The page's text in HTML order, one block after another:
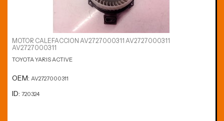
MOTOR CALEFACCION AV2727000311 AV2727000311
AV2727000311
TOYOTA YARIS ACTIVE
OEM: AV2727000311
ID: 720324